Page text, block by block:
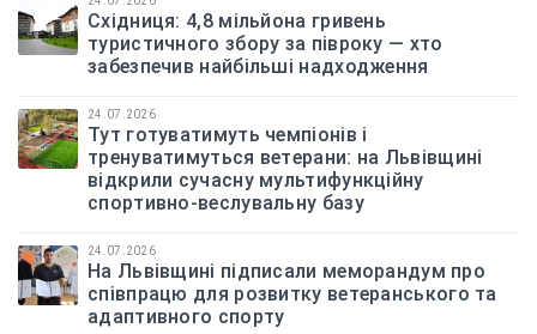
Східниця: 4,8 мільйона гривень
туристичного збору за півроку — хто
забезпечив найбільші надходження
24.07.2026
Тут готуватимуть чемпіонів і
тренуватимуться ветерани: на Львівщині
відкрили сучасну мультифункційну
спортивно-веслувальну базу
24.07.2026
На Львівщині підписали меморандум про
співпрацю для розвитку ветеранського та
адаптивного спорту